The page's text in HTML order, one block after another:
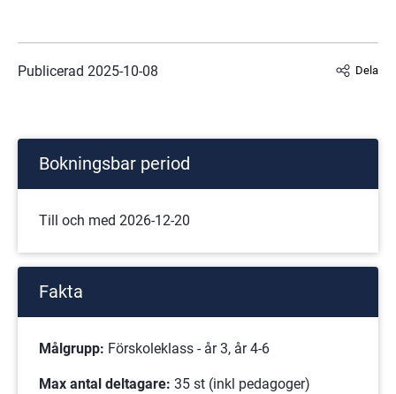
Publicerad 2025-10-08 Dela
Bokningsbar period
Till och med 2026-12-20
Fakta
Målgrupp: Förskoleklass - år 3, år 4-6
Max antal deltagare: 35 st (inkl pedagoger)